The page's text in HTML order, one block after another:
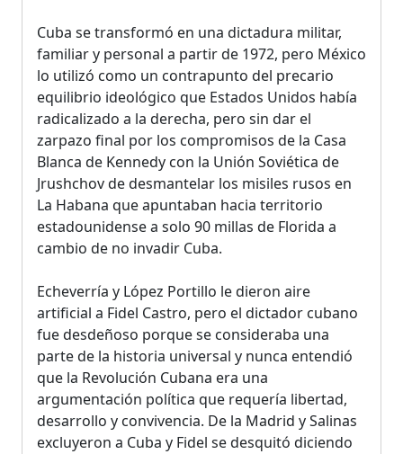
Cuba se transformó en una dictadura militar,
familiar y personal a partir de 1972, pero México
lo utilizó como un contrapunto del precario
equilibrio ideológico que Estados Unidos había
radicalizado a la derecha, pero sin dar el
zarpazo final por los compromisos de la Casa
Blanca de Kennedy con la Unión Soviética de
Jrushchov de desmantelar los misiles rusos en
La Habana que apuntaban hacia territorio
estadounidense a solo 90 millas de Florida a
cambio de no invadir Cuba.
Echeverría y López Portillo le dieron aire
artificial a Fidel Castro, pero el dictador cubano
fue desdeñoso porque se consideraba una
parte de la historia universal y nunca entendió
que la Revolución Cubana era una
argumentación política que requería libertad,
desarrollo y convivencia. De la Madrid y Salinas
excluyeron a Cuba y Fidel se desquitó diciendo